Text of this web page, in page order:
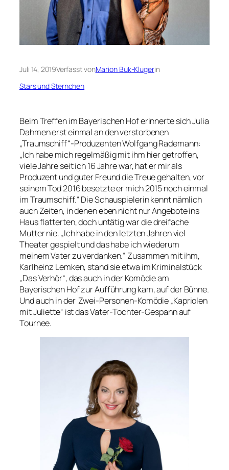
Juli 14, 2019Verfasst vonMarion Buk-Klugerin
Stars und Sternchen
Beim Treffen im Bayerischen Hof erinnerte sich Julia
Dahmen erst einmal an den verstorbenen
„Traumschiff“-Produzenten Wolfgang Rademann:
„Ich habe mich regelmäßig mit ihm hier getroffen,
viele Jahre seit ich 16 Jahre war, hat er mir als
Produzent und guter Freund die Treue gehalten, vor
seinem Tod 2016 besetzte er mich 2015 noch einmal
im Traumschiff.“ Die Schauspielerin kennt nämlich
auch Zeiten, in denen eben nicht nur Angebote ins
Haus flatterten, doch untätig war die dreifache
Mutter nie. „Ich habe in den letzten Jahren viel
Theater gespielt und das habe ich wiederum
meinem Vater zu verdanken.“ Zusammen mit ihm,
Karlheinz Lemken, stand sie etwa im Kriminalstück
„Das Verhör“, das auch in der Komödie am
Bayerischen Hof zur Aufführung kam, auf der Bühne.
Und auch in der Zwei-Personen-Komödie „Kapriolen
mit Juliette“ ist das Vater-Tochter-Gespann auf
Tournee.